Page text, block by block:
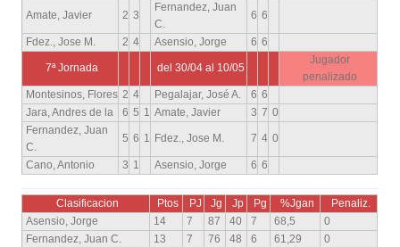
Amate, Javier 2 3
Fernandez, Juan
C.
6 6
Fdez., Jose M. 2 4 Asensio, Jorge 6 6
7ª Jornada del 30/04 al 10/05
Jugador
penalizado
Montesinos, Flores 2 4 Pegalajar, José A. 6 6
Jara, Andres de la
6 5 1 Amate, Javier 3 7 0
Fernandez, Juan
C.
5 6 1 Fdez., Jose M. 7 4 0
Cano, Antonio 3 1 Asensio, Jorge 6 6
Clasificacion Ptos PJ Jg Jp Pg %Jgan
Penaliz.
Asensio, Jorge
14 7 87 40 7 68,5
0
Fernandez, Juan C.
13 7 76 48 6 61,29
0